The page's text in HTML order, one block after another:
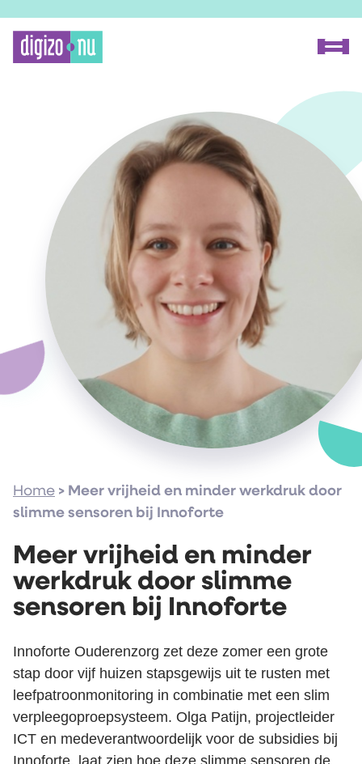
Proceszoeker
Methode
Over Digizo.nu
Voor onderzoekers
Voor fabrikanten
Onze experts
FAQ
Contact
Zoeken
Home > Meer vrijheid en minder werkdruk door
slimme sensoren bij Innoforte
Meer vrijheid en minder
werkdruk door slimme
sensoren bij Innoforte
Innoforte Ouderenzorg zet deze zomer een grote
stap door vijf huizen stapsgewijs uit te rusten met
leefpatroonmonitoring in combinatie met een slim
verpleegoproepsysteem. Olga Patijn, projectleider
ICT en medeverantwoordelijk voor de subsidies bij
Innoforte, laat zien hoe deze slimme sensoren de